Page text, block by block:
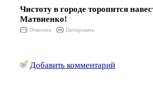
Чистоту в городе торопится
Матвиенко!
Ответить Цитировать
Добавить комментарий